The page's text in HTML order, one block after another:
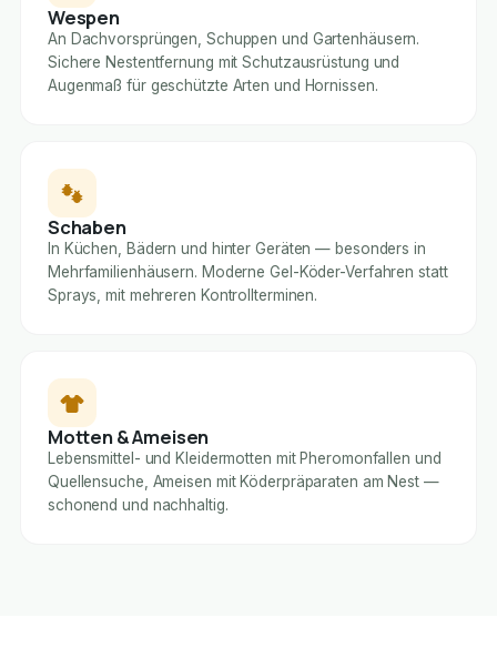
Wespen
An Dachvorsprüngen, Schuppen und Gartenhäusern.
Sichere Nestentfernung mit Schutzausrüstung und
Augenmaß für geschützte Arten und Hornissen.
Schaben
In Küchen, Bädern und hinter Geräten — besonders in
Mehrfamilienhäusern. Moderne Gel-Köder-Verfahren statt
Sprays, mit mehreren Kontrollterminen.
Motten & Ameisen
Lebensmittel- und Kleidermotten mit Pheromonfallen und
Quellensuche, Ameisen mit Köderpräparaten am Nest —
schonend und nachhaltig.